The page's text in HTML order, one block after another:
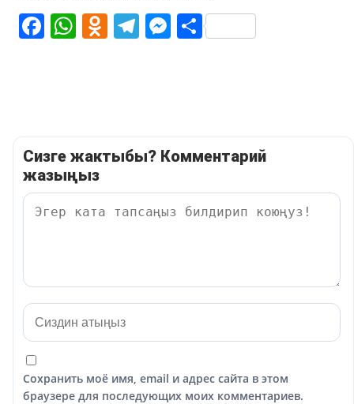
Facebook
WhatsApp
Odnoklassniki
Telegram
Messenger
Share
Сизге жактыбы? Комментарий
жазыңыз
Сохранить моё имя, email и адрес сайта в этом
браузере для последующих моих комментариев.